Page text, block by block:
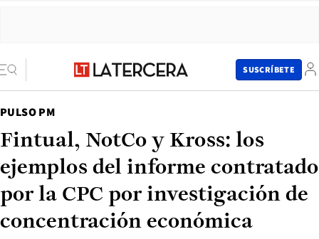
SUSCRÍBETE
PULSO PM
Fintual, NotCo y Kross: los
ejemplos del informe contratado
por la CPC por investigación de
concentración económica